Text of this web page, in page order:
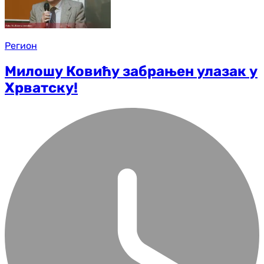
Регион
Милошу Ковићу забрањен улазак у
Хрватску!